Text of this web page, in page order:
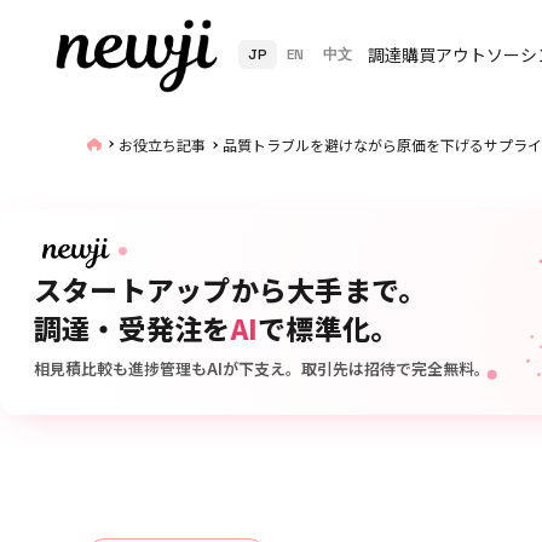
JP EN 中文 調達購買アウトソーシ
お役立ち記事 品質トラブルを避けながら原価を下げるサプラ
スタートアップから大手まで。
調達・受発注をAIで標準化。
相見積比較も進捗管理もAIが下支え。取引先は招待で完全無料。